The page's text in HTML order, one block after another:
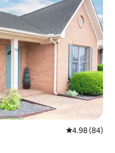
Penarafan
4.98 (84)